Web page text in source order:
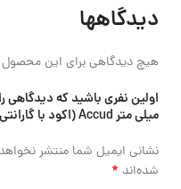
دیدگاهها
هیچ دیدگاهی برای این
میلی متر Accud (اکود با گارانتی شرکتی) مدل 251-018-11”
نشانی ایمیل شما منتشر
شده‌اند *